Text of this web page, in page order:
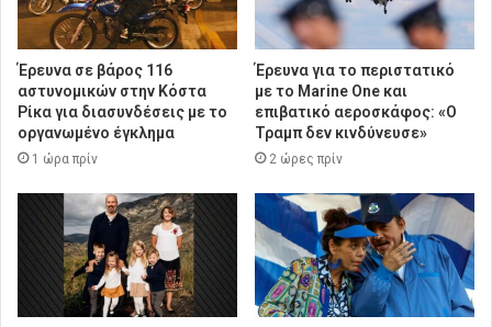
Έρευνα σε βάρος 116
αστυνομικών στην Κόστα
Ρίκα για διασυνδέσεις με το
οργανωμένο έγκλημα
1 ώρα πρίν
Έρευνα για το περιστατικό
με το Marine One και
επιβατικό αεροσκάφος: «Ο
Τραμπ δεν κινδύνευσε»
2 ώρες πρίν